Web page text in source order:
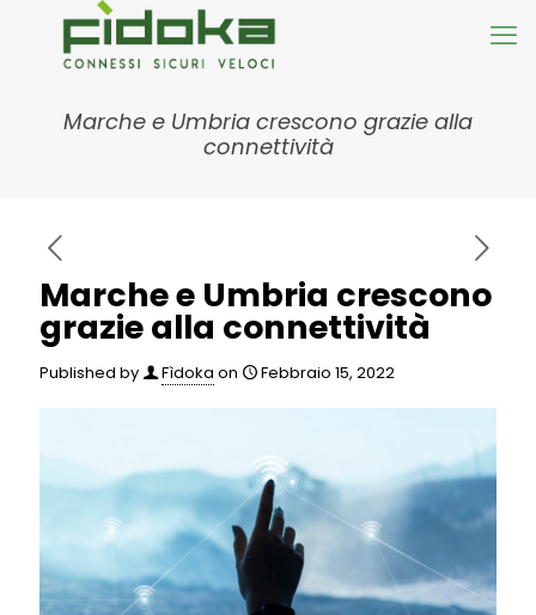
Marche e Umbria crescono grazie alla
connettività
Marche e Umbria crescono
grazie alla connettività
Published by Fìdoka on Febbraio 15, 2022